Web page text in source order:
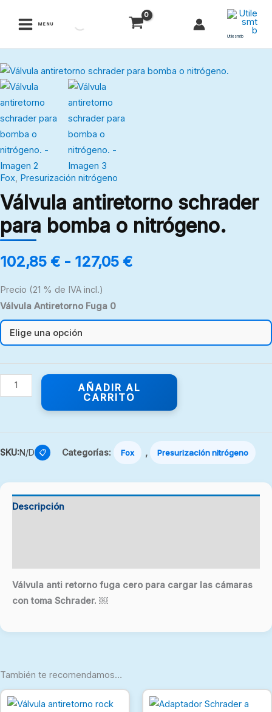
MENU
Utilesmtb
Fox, Presurización nitrógeno
Válvula antiretorno schrader
para bomba o nitrógeno.
102,85 € - 127,05 €
Rango
Precio (21 % de IVA incl.)
Válvula Antiretorno Fuga 0
Válvula
antiretorno
schrader
para
bomba
o
nitrógeno.
cantidad
AÑADIR AL
CARRITO
SKU:N/D 📋 Categorías: Fox , Presurización nitrógeno
Descripción
Válvula anti retorno fuga cero para cargar las cámaras
con toma Schrader. ￼
También te recomendamos…
Rango
de